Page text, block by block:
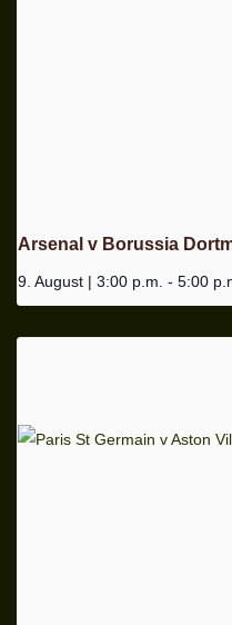
Arsenal v Borussia
9. August | 3:00 p.m. - 5:00